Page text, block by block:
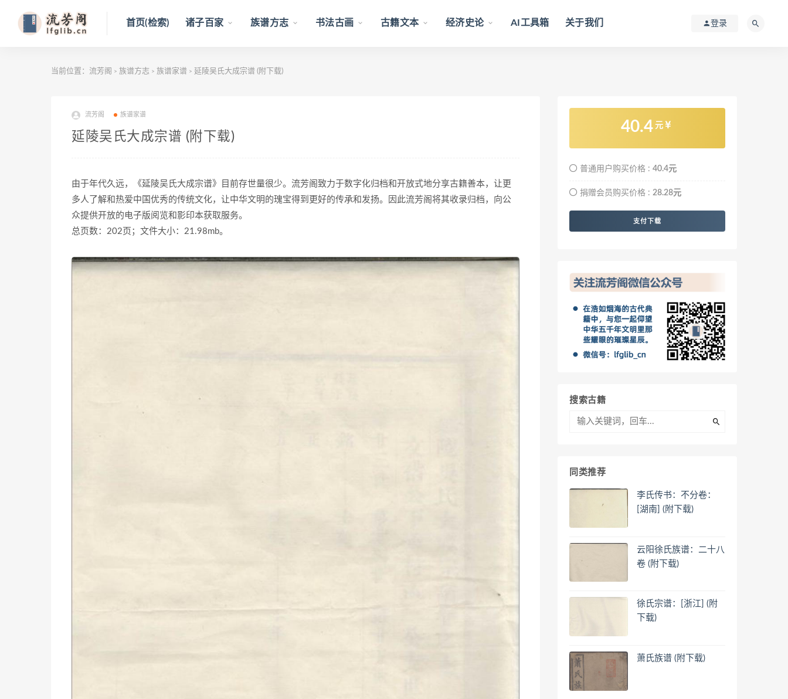
首页(检索) 诸子百家 族谱方志 书法古画 古籍文本 经济史论 AI工具箱 关于我们 登录
当前位置： 流芳阁 > 族谱方志 > 族谱家谱 > 延陵吴氏大成宗谱 (附下载)
流芳阁 族谱家谱
延陵吴氏大成宗谱 (附下载)
由于年代久远，《延陵吴氏大成宗谱》目前存世量很少。流芳阁致力于数字化归档和开放式地分享古籍善本，让更
多人了解和热爱中国优秀的传统文化，让中华文明的瑰宝得到更好的传承和发扬。因此流芳阁将其收录归档，向公
众提供开放的电子版阅览和影印本获取服务。
总页数：202页；文件大小：21.98mb。
40.4 元
普通用户购买价格 : 40.4元
捐赠会员购买价格 : 28.28元
支付下载
搜索古籍
同类推荐
李氏传书：不分卷：
[湖南] (附下载)
云阳徐氏族谱：二十八
卷 (附下载)
徐氏宗谱：[浙江] (附
下载)
萧氏族谱 (附下载)